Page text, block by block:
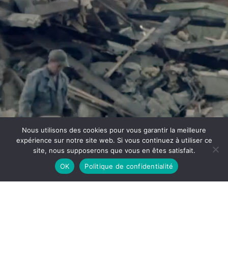
SOCIÉTÉ DE PRODUCTION DE FILMS,
FILLE D’ECHELLE INCONNUE.
CONTER LES VILLES CLANDESTINES ;
DIRE L’HISTOIRE, L’ESPACE ET LE
DÉSASTRE.
11-13 RUE SAINT-ETIENNE DES TONNELIERS
76000 ROUEN
CONTACT@LESFILMSDEPLANIFIES.COM
Nous utilisons des cookies pour vous garantir la meilleure
expérience sur notre site web. Si vous continuez à utiliser ce
site, nous supposerons que vous en êtes satisfait.
OK
Politique de confidentialité